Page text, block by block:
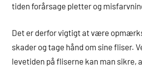
tiden forårsage pletter og
Det er derfor vigtigt at være
skader og tage hånd om sine fliser.
levetiden på fliserne kan man sikre,